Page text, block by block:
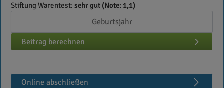
Stiftung Warentest: sehr gut (Note: 1,1)
Beitrag berechnen
Online abschließen